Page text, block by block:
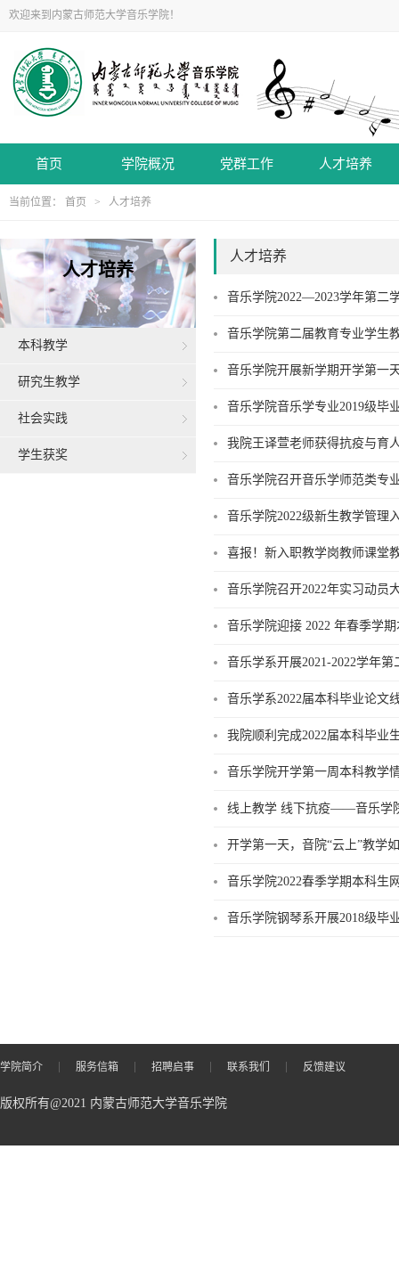
欢迎来到内蒙古师范大学音乐学院！
首页 学院概况 党群工作 人才培养
当前位置： 首页 > 人才培养
人才培养
本科教学
研究生教学
社会实践
学生获奖
人才培养
音乐学院2022—2023学年第二
音乐学院第二届教育专业学生
音乐学院开展新学期开学第一
音乐学院音乐学专业2019级毕
我院王译萱老师获得抗疫与
音乐学院召开音乐学师范类专
音乐学院2022级新生教学管理
喜报！新入职教学岗教师课堂
音乐学院召开2022年实习动员
音乐学院迎接 2022 年春季学
音乐学系开展2021-2022学年
音乐学系2022届本科毕业论文
我院顺利完成2022届本科毕业
音乐学院开学第一周本科教学
线上教学 线下抗疫——音乐学
开学第一天，音院“云上”教学
音乐学院2022春季学期本科生
音乐学院钢琴系开展2018级毕
学院简介 服务信箱 招聘启事 联系我们 反馈建议
版权所有@2021 内蒙古师范大学音乐学院